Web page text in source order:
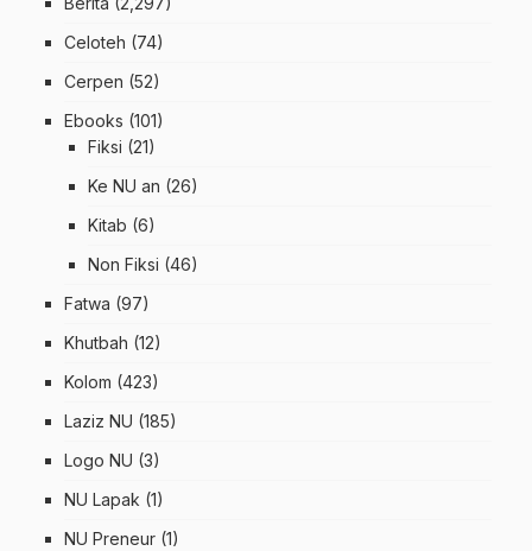
Celoteh (74)
Cerpen (52)
Ebooks (101)
Fiksi (21)
Ke NU an (26)
Kitab (6)
Non Fiksi (46)
Fatwa (97)
Khutbah (12)
Kolom (423)
Laziz NU (185)
Logo NU (3)
NU Lapak (1)
NU Preneur (1)